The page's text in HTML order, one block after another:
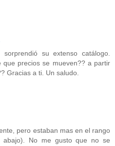
su extenso catálogo.
que precios se mueven?? a partir
Gracias a ti. Un saludo.
pero estaban mas en el rango
No me gusto que no se